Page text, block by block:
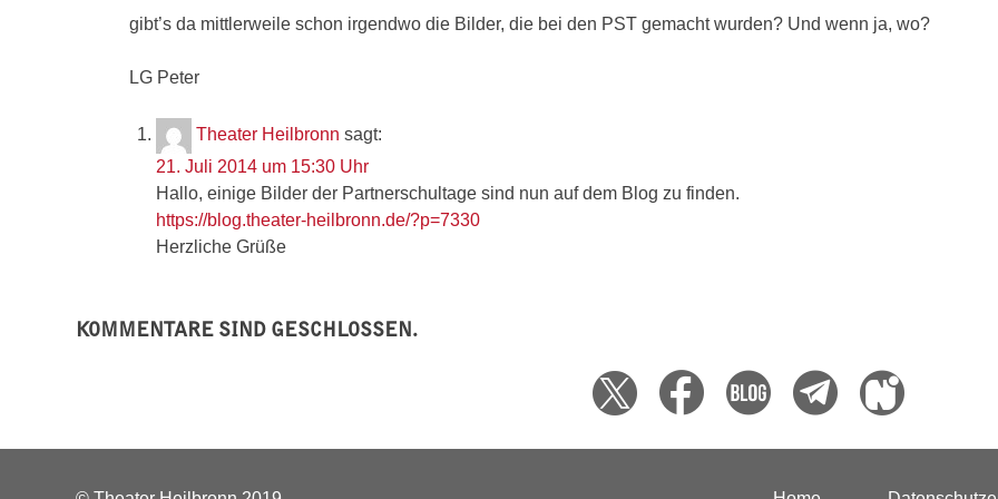
gibt’s da mittlerweile schon irgendwo die Bilder, die bei den PST gemacht wurden? Und wenn ja, wo?
LG Peter
Theater Heilbronn sagt:
21. Juli 2014 um 15:30 Uhr
Hallo, einige Bilder der Partnerschultage sind nun auf dem Blog zu finden.
https://blog.theater-heilbronn.de/?p=7330
Herzliche Grüße
KOMMENTARE SIND GESCHLOSSEN.